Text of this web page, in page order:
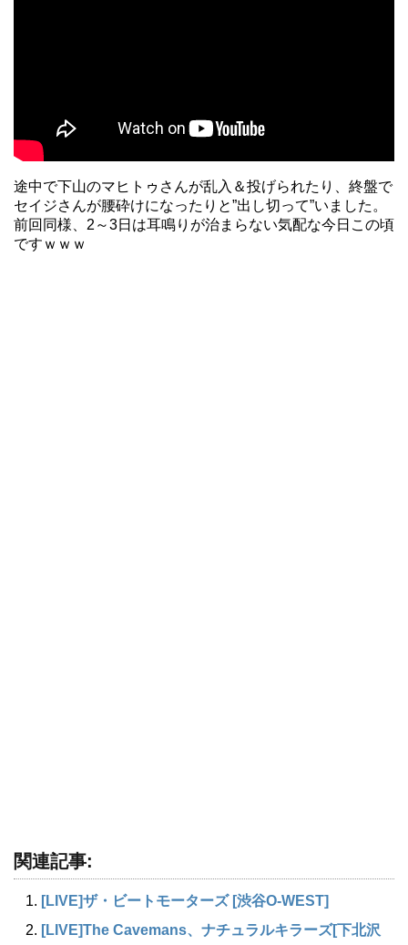
途中で下山のマヒトゥさんが乱入＆投げられたり、終盤で
セイジさんが腰砕けになったりと”出し切って”いました。
前回同様、2～3日は耳鳴りが治まらない気配な今日この頃
ですｗｗｗ
関連記事:
[LIVE]ザ・ビートモーターズ [渋谷O-WEST]
[LIVE]The Cavemans、ナチュラルキラーズ[下北沢